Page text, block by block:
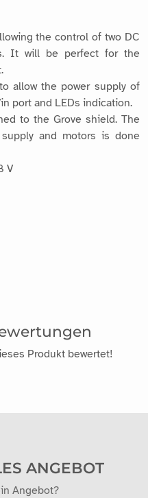
the control of two DC
It will be perfect for the
allow the power supply of
port and LEDs indication.
to the Grove shield. The
and motors is done
V
Produkt bewertet!
ANGEBOT
Angebot?